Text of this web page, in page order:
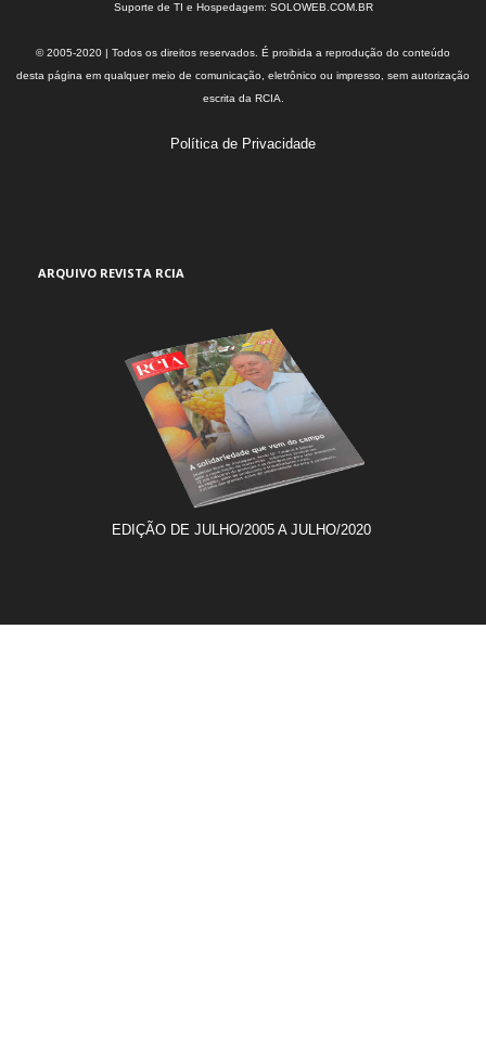
Suporte de TI e Hospedagem: SOLOWEB.COM.BR
© 2005-2020 | Todos os direitos reservados. É proibida a reprodução do conteúdo
desta página em qualquer meio de comunicação, eletrônico ou impresso, sem autorização
escrita da RCIA.
Política de Privacidade
ARQUIVO REVISTA RCIA
EDIÇÃO DE JULHO/2005 A JULHO/2020